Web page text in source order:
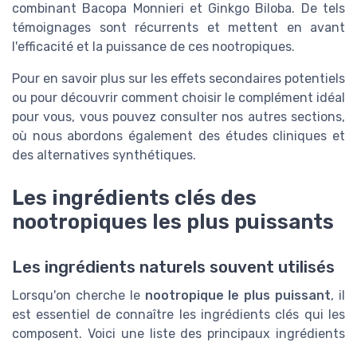
combinant Bacopa Monnieri et Ginkgo Biloba. De tels
témoignages sont récurrents et mettent en avant
l'efficacité et la puissance de ces nootropiques.
Pour en savoir plus sur les effets secondaires potentiels
ou pour découvrir comment choisir le complément idéal
pour vous, vous pouvez consulter nos autres sections,
où nous abordons également des études cliniques et
des alternatives synthétiques.
Les ingrédients clés des
nootropiques les plus puissants
Les ingrédients naturels souvent utilisés
Lorsqu'on cherche le nootropique le plus puissant, il
est essentiel de connaître les ingrédients clés qui les
composent. Voici une liste des principaux ingrédients